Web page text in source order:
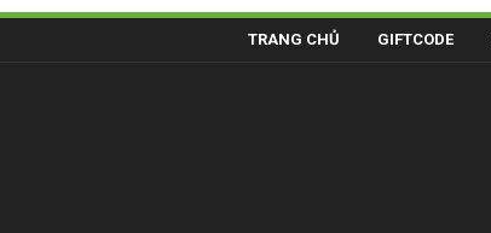
TRANG CHỦ GIFTCODE